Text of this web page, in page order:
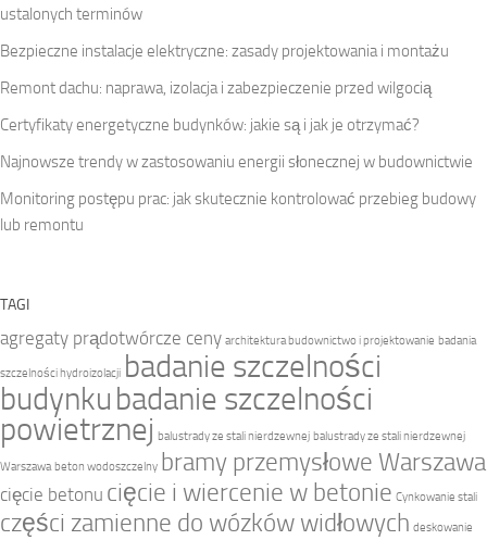
ustalonych terminów
Bezpieczne instalacje elektryczne: zasady projektowania i montażu
Remont dachu: naprawa, izolacja i zabezpieczenie przed wilgocią
Certyfikaty energetyczne budynków: jakie są i jak je otrzymać?
Najnowsze trendy w zastosowaniu energii słonecznej w budownictwie
Monitoring postępu prac: jak skutecznie kontrolować przebieg budowy
lub remontu
TAGI
agregaty prądotwórcze ceny architektura budownictwo i projektowanie badania
szczelności hydroizolacji badanie szczelności
budynku badanie szczelności
powietrznej balustrady ze stali nierdzewnej balustrady ze stali nierdzewnej
Warszawa beton wodoszczelny bramy przemysłowe Warszawa
cięcie betonu cięcie i wiercenie w betonie Cynkowanie stali
części zamienne do wózków widłowych deskowanie